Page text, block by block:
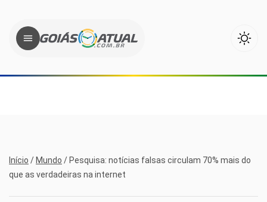
Início / Mundo / Pesquisa: notícias falsas circulam 70% mais do
que as verdadeiras na internet